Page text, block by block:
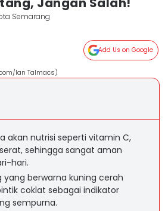
Semarang
Add Us on Google
Ian Talmacs)
akan nutrisi seperti vitamin C,
sehingga sangat aman
hari.
yang berwarna kuning cerah
coklat sebagai indikator
sempurna.